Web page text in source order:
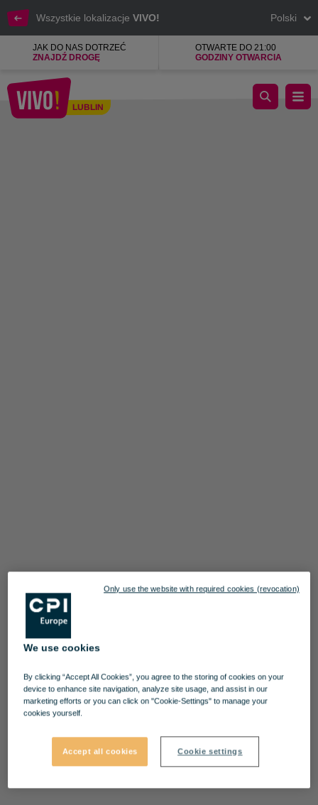
Wszystkie lokalizacje VIVO! Polski
JAK DO NAS DOTRZEĆ
ZNAJDŹ DROGĘ
OTWARTE DO 21:00
GODZINY OTWARCIA
LUBLIN
Ciesz się wolnym czasem i baw się w VIVO! Lublin
We use cookies
By clicking “Accept All Cookies”, you agree to the storing of cookies on your
device to enhance site navigation, analyze site usage, and assist in our
marketing efforts or you can click on "Cookie-Settings" to manage your
cookies yourself.
Accept all cookies Cookie settings
Only use the website with required cookies (revocation)